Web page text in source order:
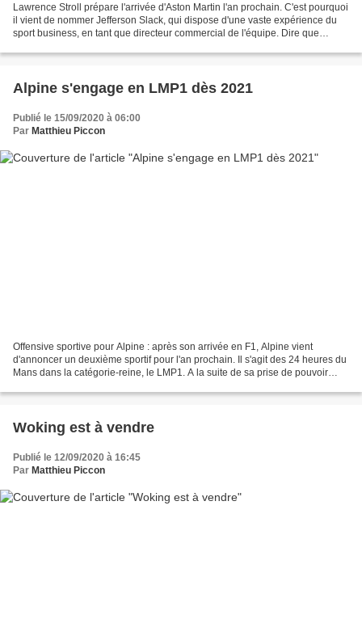
Lawrence Stroll prépare l'arrivée d'Aston Martin l'an prochain. C'est pourquoi
il vient de nommer Jefferson Slack, qui dispose d'une vaste expérience du
sport business, en tant que directeur commercial de l'équipe. Dire que
Alpine s'engage en LMP1 dès 2021
Publié le 15/09/2020 à 06:00
Par Matthieu Piccon
Offensive sportive pour Alpine : après son arrivée en F1, Alpine vient
d'annoncer un deuxième sportif pour l'an prochain. Il s'agit des 24 heures du
Mans dans la catégorie-reine, le LMP1. A la suite de sa prise de pouvoir
Woking est à vendre
Publié le 12/09/2020 à 16:45
Par Matthieu Piccon